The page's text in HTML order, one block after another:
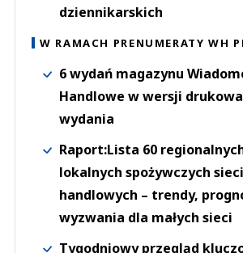
dziennikarskich
W RAMACH PRENUMERATY WH
6 wydań magazynu
Handlowe w wersji
wydania
Raport:Lista 60
lokalnych spożywczych sieci
handlowych – trendy,
wyzwania dla małych sieci
Tygodniowy przegląd